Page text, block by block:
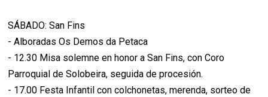
SÁBADO: San Fins
- Alboradas Os Demos da Petaca
- 12.30 Misa solemne en honor a San Fins, con Coro
Parroquial de Solobeira, seguida de procesión.
- 17.00 Festa Infantil con colchonetas, merenda, sorteo de